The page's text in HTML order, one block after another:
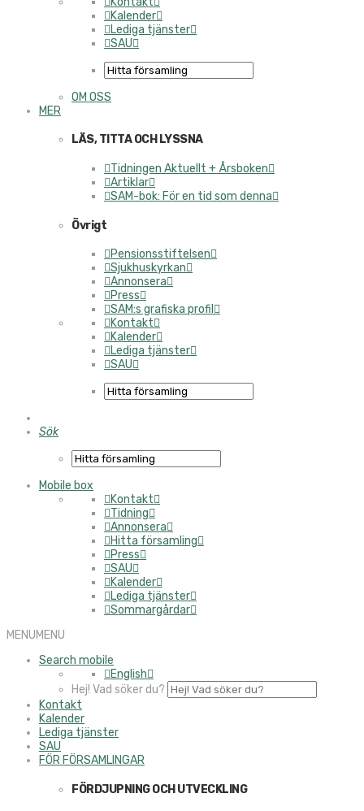
Kalender
Lediga tjänster
SAU
OM OSS
MER
LÄS, TITTA OCH LYSSNA
Tidningen Aktuellt + Årsboken
Artiklar
SAM-bok: För en tid som denna
Övrigt
Pensionsstiftelsen
Sjukhuskyrkan
Annonsera
Press
SAM:s grafiska profil
Kontakt
Kalender
Lediga tjänster
SAU
Sök
Mobile box
Kontakt
Tidning
Annonsera
Hitta församling
Press
SAU
Kalender
Lediga tjänster
Sommargårdar
MENUMENU
Search mobile
English
Hej! Vad söker du?
Kontakt
Kalender
Lediga tjänster
SAU
FÖR FÖRSAMLINGAR
FÖRDJUPNING OCH UTVECKLING